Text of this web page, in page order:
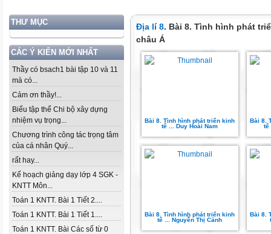
THƯ MỤC
CÁC Ý KIẾN MỚI NHẤT
Thầy có bsach1 bài tập 10 và 11
mà có...
Cảm ơn thầy!...
Biểu tập thể Chi bộ xây dựng
nhiệm vụ trọng...
Chương trình công tác trọng tâm
của cá nhân Quý...
rất hay...
Kế hoạch giảng dạy lớp 4 SGK -
KNTT Môn...
Toán 1 KNTT. Bài 1 Tiết 2....
Toán 1 KNTT. Bài 1 Tiết 1....
Toán 1 KNTT. Bài Các số từ 0
Địa lí 8. Bài 8. Tình hình phát
châu Á
Bài 8. Tình hình phát triển kinh
tế ... Duy Hoài Nam
Bài 8.
tế
Bài 8. Tình hình phát triển kinh
tế ... Nguyễn Thị Cảnh
Bài 8.